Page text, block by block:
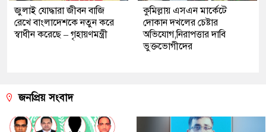
জুলাই যোদ্ধারা জীবন বাজি
রেখে বাংলাদেশকে নতুন করে
স্বাধীন করেছে – গৃহায়ণমন্ত্রী
কুমিল্লায় এসএন মার্কেটে
দোকান দখলের চেষ্টার
অভিযোগ,নিরাপত্তার দাবি
ভুক্তভোগীদের
জনপ্রিয় সংবাদ